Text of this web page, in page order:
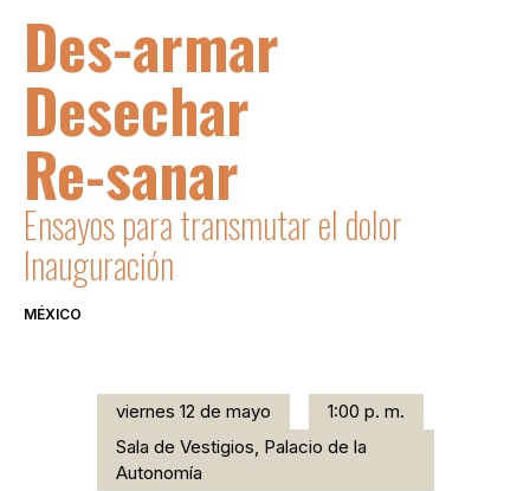
Des-armar
Desechar
Re-sanar
Ensayos para transmutar el dolor
Inauguración
MÉXICO
viernes 12 de mayo
1:00 p. m.
Sala de Vestigios, Palacio de la
Autonomía